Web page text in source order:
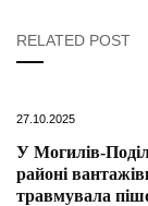
RELATED POST
27.10.2025
У Могилів-
районі
травмувала